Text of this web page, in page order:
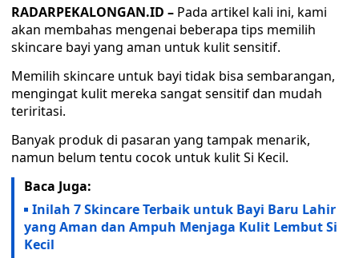
RADARPEKALONGAN.ID – Pada artikel kali ini, kami
akan membahas mengenai beberapa tips memilih
skincare bayi yang aman untuk kulit sensitif.
Memilih skincare untuk bayi tidak bisa sembarangan,
mengingat kulit mereka sangat sensitif dan mudah
teriritasi.
Banyak produk di pasaran yang tampak menarik,
namun belum tentu cocok untuk kulit Si Kecil.
Baca Juga:
Inilah 7 Skincare Terbaik untuk Bayi Baru Lahir
yang Aman dan Ampuh Menjaga Kulit Lembut Si
Kecil